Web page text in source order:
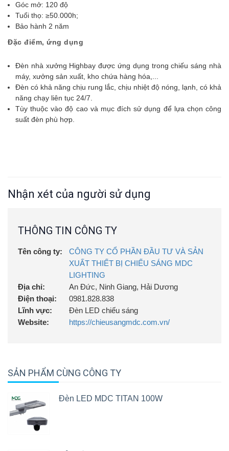
Góc mở: 120 độ
Tuổi thọ: ≥50.000h;
Bảo hành 2 năm
Đặc điểm, ứng dụng
Đèn nhà xưởng Highbay được ứng dụng trong chiếu sáng nhà
máy, xưởng sản xuất, kho chứa hàng hóa,...
Đèn có khả năng chịu rung lắc, chịu nhiệt độ nóng, lạnh, có khả
năng chạy liên tục 24/7.
Tùy thuộc vào độ cao và mục đích sử dụng để lựa chọn công
suất đèn phù hợp.
Nhận xét của người sử dụng
THÔNG TIN CÔNG TY
Tên công ty:
CÔNG TY CỔ PHẦN ĐẦU TƯ VÀ SẢN
XUẤT THIẾT BỊ CHIẾU SÁNG MDC
LIGHTING
Địa chỉ:
An Đức, Ninh Giang, Hải Dương
Điện thoại:
0981.828.838
Lĩnh vực:
Đèn LED chiếu sáng
Website:
https://chieusangmdc.com.vn/
SẢN PHẨM CÙNG CÔNG TY
Đèn LED MDC TITAN 100W